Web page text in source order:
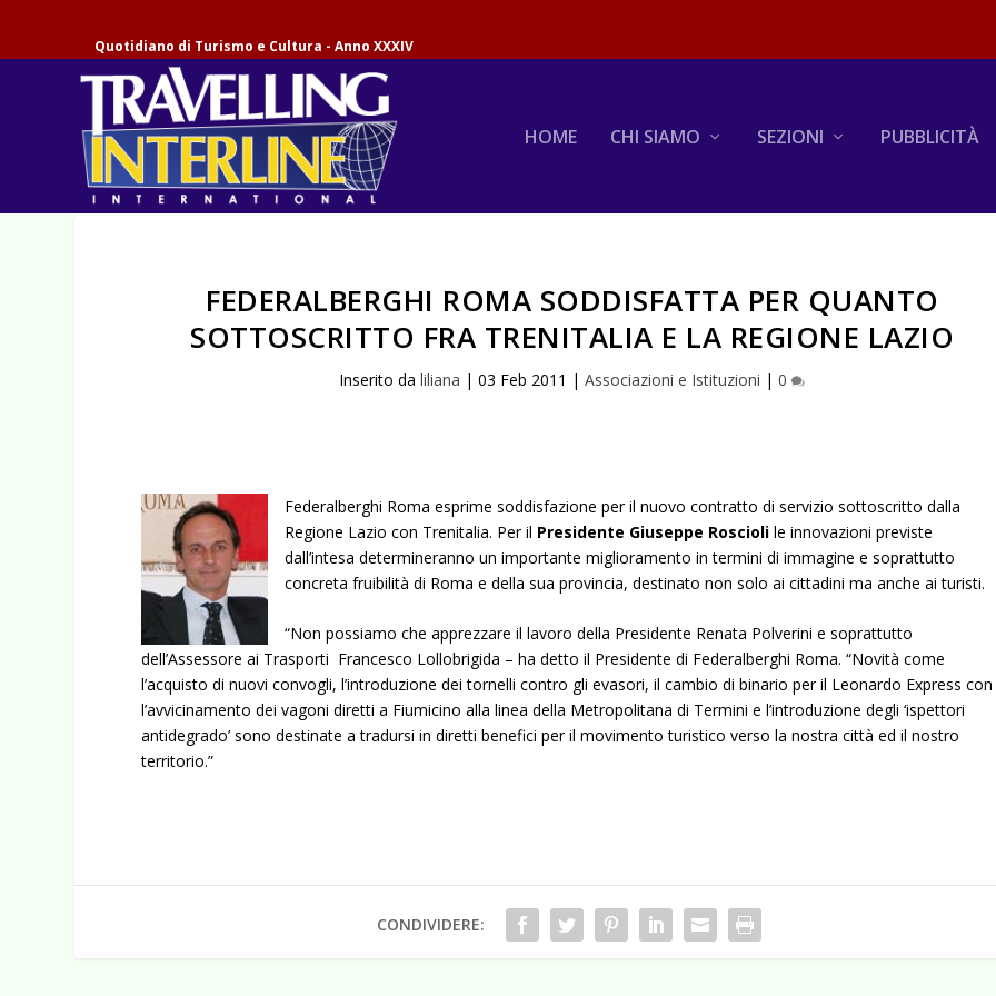
Quotidiano di Turismo e Cultura - Anno XXXIV
HOME CHI SIAMO SEZIONI PUBBLICITÀ
FEDERALBERGHI ROMA SODDISFATTA PER QUANTO
SOTTOSCRITTO FRA TRENITALIA E LA REGIONE LAZIO
Inserito daliliana |03 Feb 2011 |Associazioni e Istituzioni |0
Federalberghi Roma esprime soddisfazione per il nuovo contratto di servizio sottoscritto dalla
Regione Lazio con Trenitalia. Per il Presidente Giuseppe Roscioli le innovazioni previste
dall’intesa determineranno un importante miglioramento in termini di immagine e soprattutto
concreta fruibilità di Roma e della sua provincia, destinato non solo ai cittadini ma anche ai
“Non possiamo che apprezzare il lavoro della Presidente Renata Polverini e soprattutto
dell’Assessore ai Trasporti Francesco Lollobrigida – ha detto il Presidente di Federalberghi Roma. “Novità come
l’acquisto di nuovi convogli, l’introduzione dei tornelli contro gli evasori, il cambio di binario per il Leonardo Express con
l’avvicinamento dei vagoni diretti a Fiumicino alla linea della Metropolitana di Termini e l’introduzione degli ‘ispettori
antidegrado’ sono destinate a tradursi in diretti benefici per il movimento turistico verso la nostra città ed il nostro
territorio.”
CONDIVIDERE: